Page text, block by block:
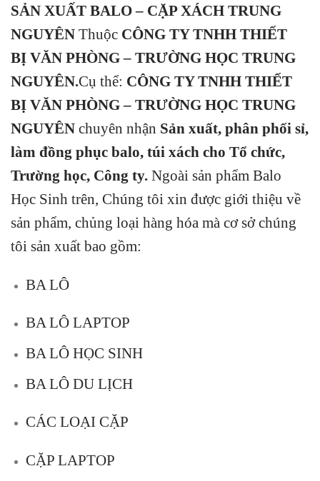
SẢN XUẤT BALO – CẶP XÁCH TRUNG
NGUYÊN Thuộc CÔNG TY TNHH THIẾT
BỊ VĂN PHÒNG – TRƯỜNG HỌC TRUNG
NGUYÊN.Cụ thể: CÔNG TY TNHH THIẾT
BỊ VĂN PHÒNG – TRƯỜNG HỌC TRUNG
NGUYÊN chuyên nhận Sản xuất, phân phối sỉ,
làm đồng phục balo, túi xách cho Tổ chức,
Trường học, Công ty. Ngoài sản phẩm Balo
Học Sinh trên, Chúng tôi xin được giới thiệu về
sản phẩm, chủng loại hàng hóa mà cơ sở chúng
tôi sản xuất bao gồm:
BA LÔ
BA LÔ LAPTOP
BA LÔ HỌC SINH
BA LÔ DU LỊCH
CÁC LOẠI CẶP
CẶP LAPTOP